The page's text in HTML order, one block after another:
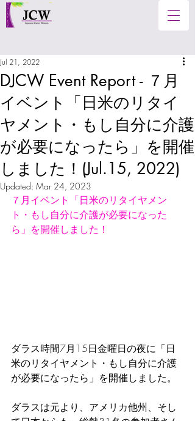
DJCW Event Report - ７月
イベント「日米のリタイ
ヤメント・もし自分に介護
が必要になったら」を開催
しました！(Jul.15, 2022)
Jul 21, 2022
Updated: Mar 24, 2023
７月イベント「日米のリタイヤメン
ト・もし自分に介護が必要になった
ら」を開催しました！
ダラス時間7月15日金曜日の夜に 「日
米のリタイヤメント・もし自分に介護
が必要になったら 」 を開催しました。
ダラスは元より、アメリカ他州、そし